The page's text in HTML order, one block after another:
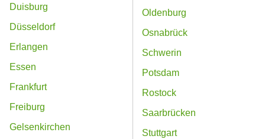
Duisburg
Düsseldorf
Erlangen
Essen
Frankfurt
Freiburg
Gelsenkirchen
Oldenburg
Osnabrück
Schwerin
Potsdam
Rostock
Saarbrücken
Stuttgart